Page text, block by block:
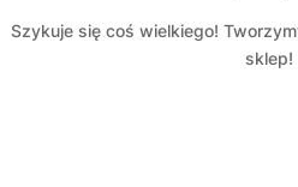
Szykuje się coś wielkiego!
sklep!